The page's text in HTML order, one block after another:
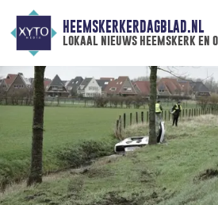
HEEMSKERKERDAGBLAD.NL
lokaal nieuws heemskerk en